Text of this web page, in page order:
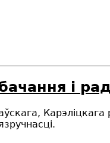
і
Карэліцкага